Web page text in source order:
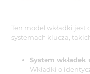
Ten model wkładki jest
systemach klucza,
System
Wkładki o